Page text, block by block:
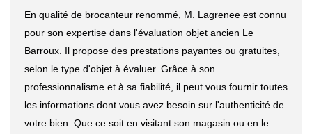
En qualité de brocanteur renommé, M. Lagrenee est connu
pour son expertise dans l'évaluation objet ancien Le
Barroux. Il propose des prestations payantes ou gratuites,
selon le type d'objet à évaluer. Grâce à son
professionnalisme et à sa fiabilité, il peut vous fournir toutes
les informations dont vous avez besoin sur l'authenticité de
votre bien. Que ce soit en visitant son magasin ou en le